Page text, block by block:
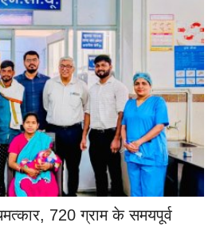
720 ग्राम के समयपूर्व